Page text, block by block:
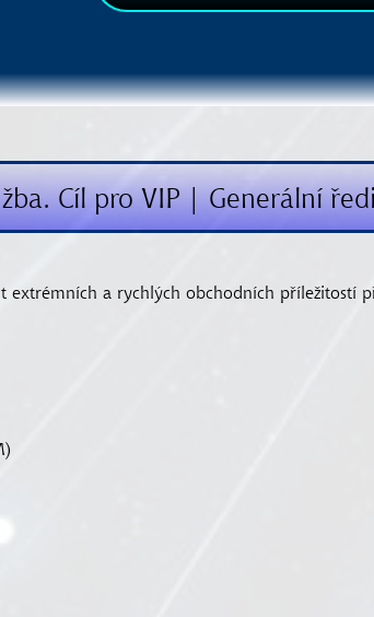
Cíl pro VIP | Generální
extrémních a rychlých obchodních příležitostí